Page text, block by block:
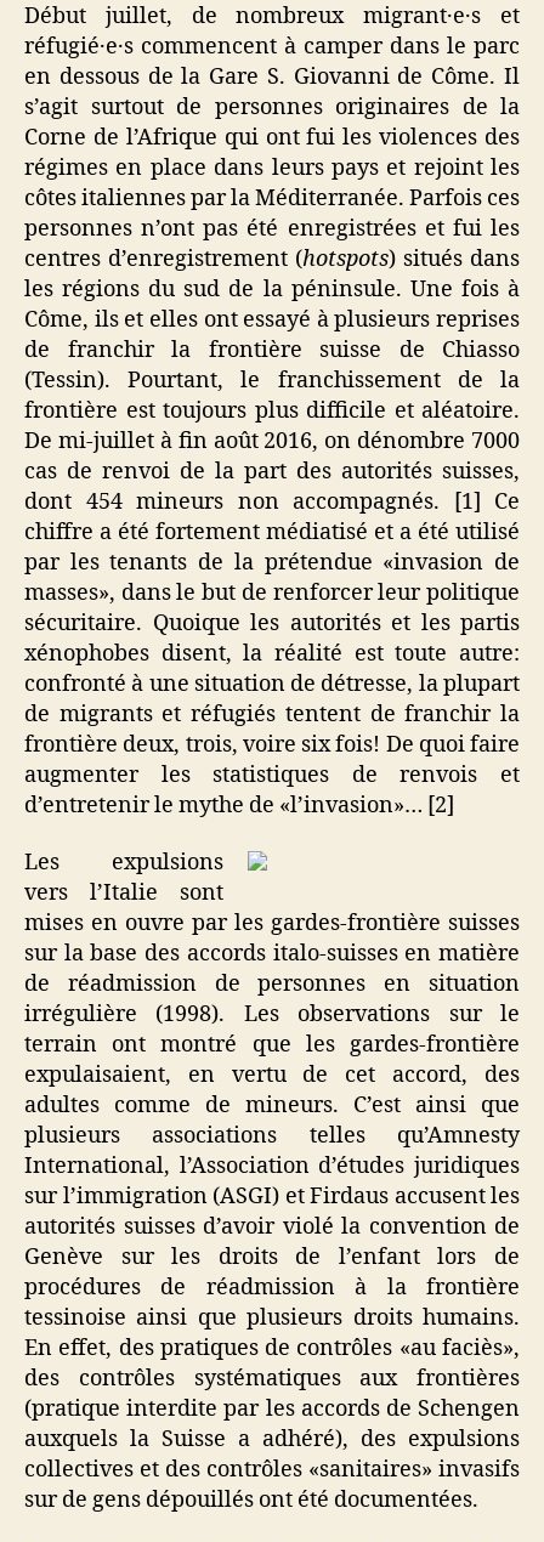
Début juillet, de nombreux migrant·e·s et
réfugié·e·s commencent à camper dans le parc
en dessous de la Gare S. Giovanni de Côme. Il
s’agit surtout de personnes originaires de la
Corne de l’Afrique qui ont fui les violences des
régimes en place dans leurs pays et rejoint les
côtes italiennes par la Méditerranée. Parfois ces
personnes n’ont pas été enregistrées et fui les
centres d’enregistrement (hotspots) situés dans
les régions du sud de la péninsule. Une fois à
Côme, ils et elles ont essayé à plusieurs reprises
de franchir la frontière suisse de Chiasso
(Tessin). Pourtant, le franchissement de la
frontière est toujours plus difficile et aléatoire.
De mi-juillet à fin août 2016, on dénombre 7000
cas de renvoi de la part des autorités suisses,
dont 454 mineurs non accompagnés. [1] Ce
chiffre a été fortement médiatisé et a été utilisé
par les tenants de la prétendue «invasion de
masses», dans le but de renforcer leur politique
sécuritaire. Quoique les autorités et les partis
xénophobes disent, la réalité est toute autre:
confronté à une situation de détresse, la plupart
de migrants et réfugiés tentent de franchir la
frontière deux, trois, voire six fois! De quoi faire
augmenter les statistiques de renvois et
d’entretenir le mythe de «l’invasion»… [2]
Les expulsions
vers l’Italie sont
mises en ouvre par les gardes-frontière suisses
sur la base des accords italo-suisses en matière
de réadmission de personnes en situation
irrégulière (1998). Les observations sur le
terrain ont montré que les gardes-frontière
expulaisaient, en vertu de cet accord, des
adultes comme de mineurs. C’est ainsi que
plusieurs associations telles qu’Amnesty
International, l’Association d’études juridiques
sur l’immigration (ASGI) et Firdaus accusent les
autorités suisses d’avoir violé la convention de
Genève sur les droits de l’enfant lors de
procédures de réadmission à la frontière
tessinoise ainsi que plusieurs droits humains.
En effet, des pratiques de contrôles «au faciès»,
des contrôles systématiques aux frontières
(pratique interdite par les accords de Schengen
auxquels la Suisse a adhéré), des expulsions
collectives et des contrôles «sanitaires» invasifs
sur de gens dépouillés ont été documentées.